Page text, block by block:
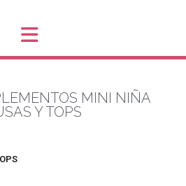
MINI NIÑA
Y TOPS